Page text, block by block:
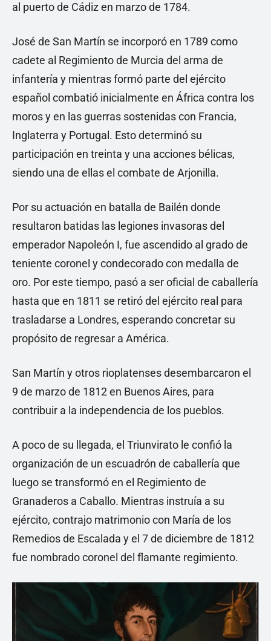
al puerto de Cádiz en marzo de 1784.
José de San Martín se incorporó en 1789 como
cadete al Regimiento de Murcia del arma de
infantería y mientras formó parte del ejército
español combatió inicialmente en África contra los
moros y en las guerras sostenidas con Francia,
Inglaterra y Portugal. Esto determinó su
participación en treinta y una acciones bélicas,
siendo una de ellas el combate de Arjonilla.
Por su actuación en batalla de Bailén donde
resultaron batidas las legiones invasoras del
emperador Napoleón I, fue ascendido al grado de
teniente coronel y condecorado con medalla de
oro. Por este tiempo, pasó a ser oficial de caballería
hasta que en 1811 se retiró del ejército real para
trasladarse a Londres, esperando concretar su
propósito de regresar a América.
San Martín y otros rioplatenses desembarcaron el
9 de marzo de 1812 en Buenos Aires, para
contribuir a la independencia de los pueblos.
A poco de su llegada, el Triunvirato le confió la
organización de un escuadrón de caballería que
luego se transformó en el Regimiento de
Granaderos a Caballo. Mientras instruía a su
ejército, contrajo matrimonio con María de los
Remedios de Escalada y el 7 de diciembre de 1812
fue nombrado coronel del flamante regimiento.